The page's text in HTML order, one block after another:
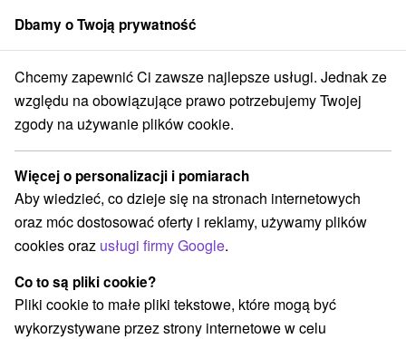
członek grupySorger
Stredné Slovensko Žilinský kraj Turčianske Teplice
TOPKY ponuky od Domalenky
Turčianske Teplice
Kategorie
Wszystkie kategorie
Pobyty z rabatem
Wellness pobyty(12)
Romantyczne wypady(1) Pobyty dla seniorów(4)
Wakacje rodzinne(7)
Dbamy o Twoją prywatność
Chcemy zapewnić Ci zawsze najlepsze usługi. Jednak ze
względu na obowiązujące prawo potrzebujemy Twojej
zgody na używanie plików cookie.
Więcej o personalizacji i pomiarach
Aby wiedzieć, co dzieje się na stronach internetowych
oraz móc dostosować oferty i reklamy, używamy plików
cookies oraz usługi firmy Google.
Co to są pliki cookie?
Pliki cookie to małe pliki tekstowe, które mogą być
wykorzystywane przez strony internetowe w celu